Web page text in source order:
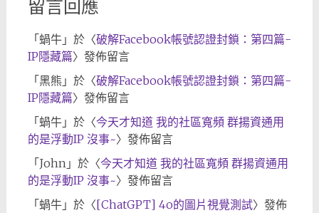
留言回應
「蝸牛」於〈破解Facebook帳號認證封鎖：第四篇-
IP隱藏篇〉發佈留言
「黑熊 」於〈破解Facebook帳號認證封鎖：第四篇-
IP隱藏篇〉發佈留言
「蝸牛」於〈今天才知道 我的社區寬頻 群揚資通用
的是浮動IP 沒事~〉發佈留言
「John 」於〈今天才知道 我的社區寬頻 群揚資通用
的是浮動IP 沒事~〉發佈留言
「蝸牛」於〈[ChatGPT] 4o的圖片視覺測試〉發佈